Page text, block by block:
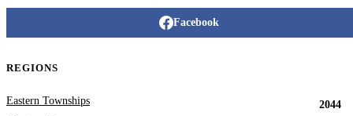
Facebook
REGIONS
Eastern Townships
2044